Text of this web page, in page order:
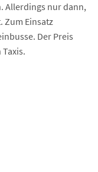
Allerdings nur dann,
Zum Einsatz
Der Preis